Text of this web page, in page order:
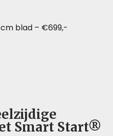
blad – €699,-
Smart Start®